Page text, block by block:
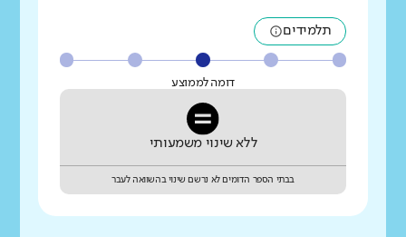
תלמידים
דומה לממוצע
ללא שינוי משמעותי
בבתי הספר הדומים לא נרשם שינוי בהשוואה לעבר